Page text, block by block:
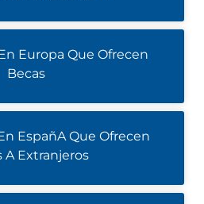
Europa Que Ofrecen
Becas
EspañA Que Ofrecen
A Extranjeros